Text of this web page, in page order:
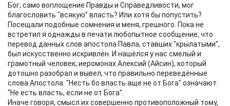
Бог, само воплощение Правды и Справедливости, мог
благословить "всякую" власть? Или хотя бы попустить?
Посещали подобные сомнения и меня, грешного. Пока не
встретил я однажды в печати любопытное сообщение, что
перевод данных слов апостола Павла, ставших "крылатыми",
был искусственно искривлён. И нашёлся у нас смелый и
грамотный человек, иеромонах Алексий (Айсин), который
дотошно разобрал и вывел, что правильно переведённые
слова Апостола: "Несть бо власть аще не от Бога" означают:
"Не есть власть, если не от Бога".
Иначе говоря, смысл их совершенно противоположный тому,